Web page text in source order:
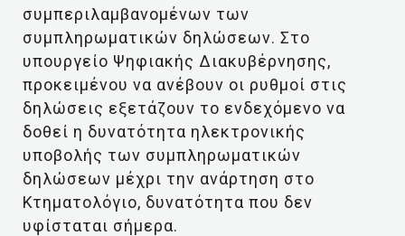
συμπεριλαμβανομένων των
συμπληρωματικών δηλώσεων. Στο
υπουργείο Ψηφιακής Διακυβέρνησης,
προκειμένου να ανέβουν οι ρυθμοί στις
δηλώσεις εξετάζουν το ενδεχόμενο να
δοθεί η δυνατότητα ηλεκτρονικής
υποβολής των συμπληρωματικών
δηλώσεων μέχρι την ανάρτηση στο
Κτηματολόγιο, δυνατότητα που δεν
υφίσταται σήμερα.